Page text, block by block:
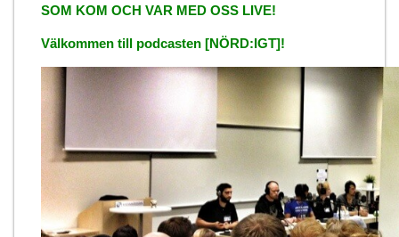
SOM KOM OCH VAR MED OSS LIVE!
Välkommen till podcasten [NÖRD:IGT]!